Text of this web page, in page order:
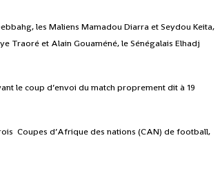
les Maliens Mamadou Diarra et Seydou Keita,
Traoré et Alain Gouaméné, le Sénégalais Elhadj
le coup d’envoi du match proprement dit à 19
Coupes d’Afrique des nations (CAN) de football,